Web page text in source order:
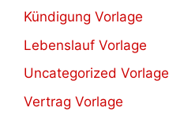
Kündigung Vorlage
Lebenslauf Vorlage
Uncategorized Vorlage
Vertrag Vorlage